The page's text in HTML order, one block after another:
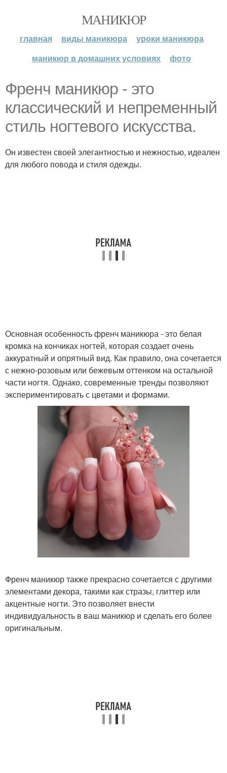
МАНИКЮР
главная виды маникюра
уроки маникюра
маникюр в домашних условиях
фото
Френч маникюр - это
классический и непременный
стиль ногтевого искусства.
Он известен своей элегантностью и нежностью, идеален
для любого повода и стиля одежды.
Основная особенность френч маникюра - это белая
кромка на кончиках ногтей, которая создает очень
аккуратный и опрятный вид. Как правило, она сочетается
с нежно-розовым или бежевым оттенком на остальной
части ногтя. Однако, современные тренды позволяют
экспериментировать с цветами и формами.
Френч маникюр также прекрасно сочетается с другими
элементами декора, такими как стразы, глиттер или
акцентные ногти. Это позволяет внести
индивидуальность в ваш маникюр и сделать его более
оригинальным.